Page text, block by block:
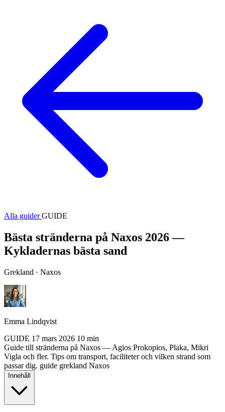
Alla guiderGUIDE
Bästa stränderna på Naxos 2026 —
Kykladernas bästa sand
Grekland · Naxos
Emma Lindqvist
GUIDE 17 mars 2026 10 min
Guide till stränderna på Naxos — Agios Prokopios, Plaka, Mikri
Vigla och fler. Tips om transport, faciliteter och vilken strand som
passar dig. guide grekland Naxos
Innehåll